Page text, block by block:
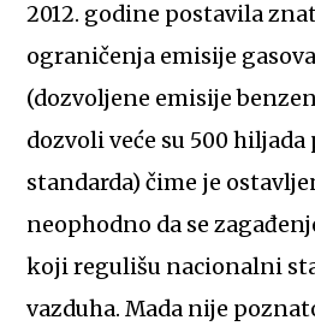
2012. godine postavila
ograničenja emisije
(dozvoljene emisije
dozvoli veće su 500 hiljada
standarda) čime je
neophodno da se
koji regulišu nacionalni
vazduha. Mada nije